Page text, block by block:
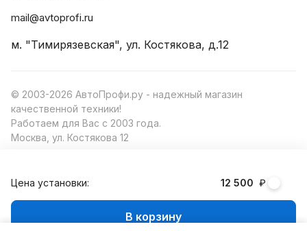
Цена установки: 12 500 ₽
В корзину
mail@avtoprofi.ru
м. "Тимирязевская", ул. Костякова, д.12
© 2003-2026 АвтоПрофи.ру - надежный магазин
качественной техники!
Работаем для Вас с 2003 года.
Москва, ул. Костякова 12
Конфиденциальность Оферта